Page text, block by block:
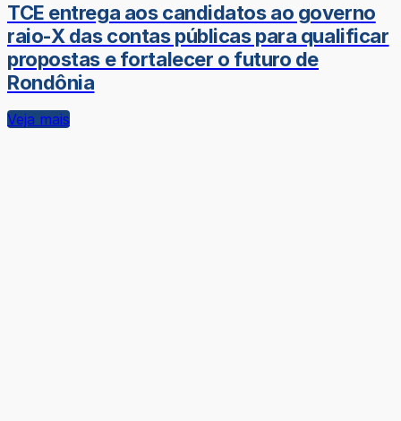
TCE entrega aos candidatos ao governo
raio-X das contas públicas para qualificar
propostas e fortalecer o futuro de
Rondônia
Veja mais